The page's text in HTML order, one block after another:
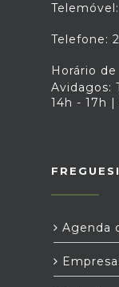
Telefone:
Horário
Avidagos:
14h - 17h |
Agenda